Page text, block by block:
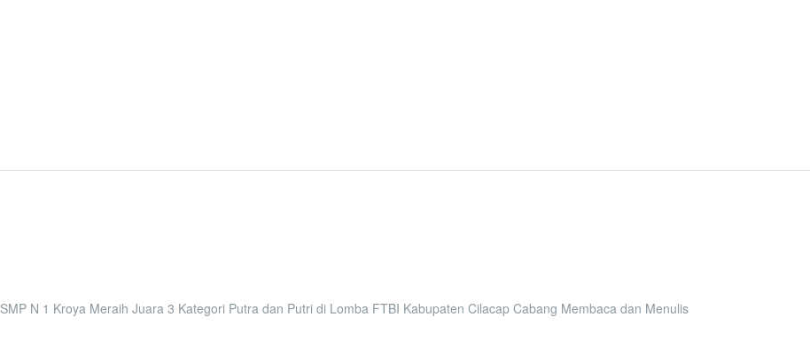
SMP N 1 Kroya Meraih Juara 3 Kategori Putra dan Putri di Lomba FTBI Kabupaten Cilacap Cabang Membaca dan Menulis